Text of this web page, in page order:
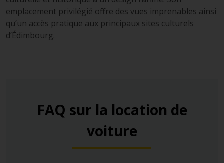
emplacement privilégié offre des vues imprenables ainsi
qu’un accès pratique aux principaux sites culturels
d’Édimbourg.
FAQ sur la location de
voiture